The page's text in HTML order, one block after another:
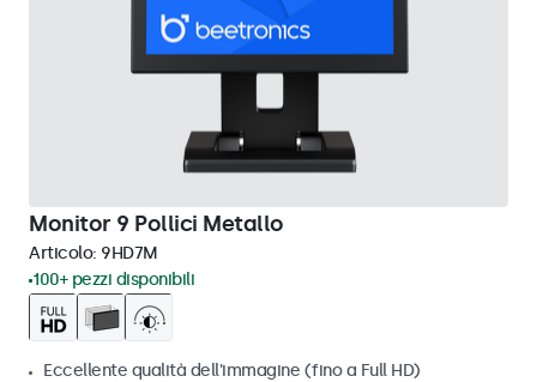
Monitor 9 Pollici Metallo
Articolo: 9HD7M
100+ pezzi disponibili
Eccellente qualità dell'immagine (fino a Full HD)